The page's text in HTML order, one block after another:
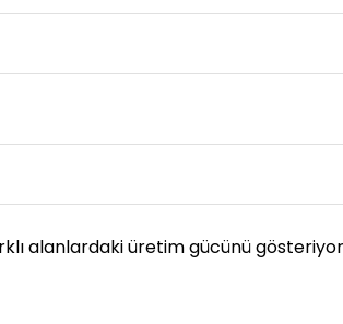
alanlardaki üretim gücünü